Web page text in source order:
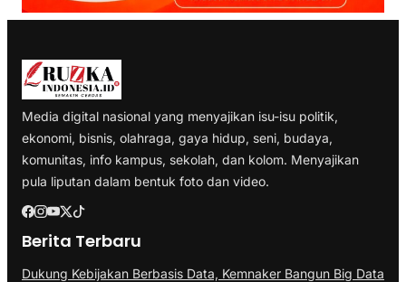
Media digital nasional yang menyajikan isu-isu politik,
ekonomi, bisnis, olahraga, gaya hidup, seni, budaya,
komunitas, info kampus, sekolah, dan kolom. Menyajikan
pula liputan dalam bentuk foto dan video.
Berita Terbaru
Dukung Kebijakan Berbasis Data, Kemnaker Bangun Big Data